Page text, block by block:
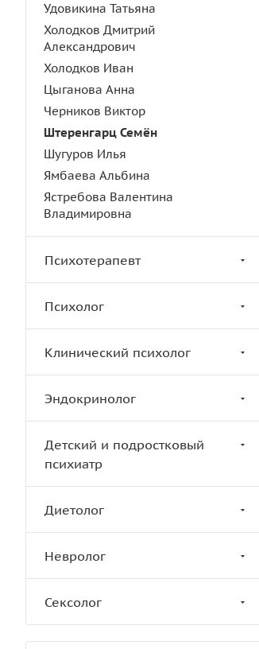
Удовикина Татьяна
Холодков Дмитрий
Александрович
Холодков Иван
Цыганова Анна
Черников Виктор
Штеренгарц Семён
Шугуров Илья
Ямбаева Альбина
Ястребова Валентина
Владимировна
Психотерапевт
Психолог
Клинический психолог
Эндокринолог
Детский и подростковый
психиатр
Диетолог
Невролог
Сексолог